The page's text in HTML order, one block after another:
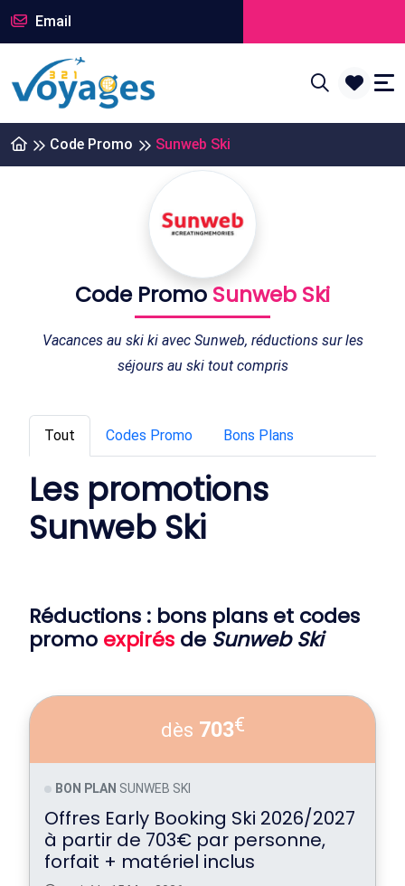
Email
Code Promo Sunweb Ski
Code Promo Sunweb Ski
Vacances au ski ki avec Sunweb, réductions sur les
séjours au ski tout compris
Tout Codes Promo Bons Plans
Les promotions
Sunweb Ski
Réductions : bons plans et codes
promo expirés de Sunweb Ski
dès 703€
BON PLAN SUNWEB SKI
Offres Early Booking Ski 2026/2027
à partir de 703€ par personne,
forfait + matériel inclus